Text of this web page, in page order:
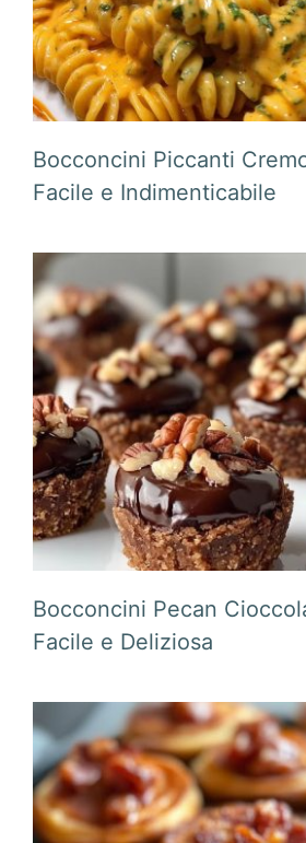
Bocconcini Piccanti
Facile e Indimenticabile
Bocconcini Pecan
Facile e Deliziosa